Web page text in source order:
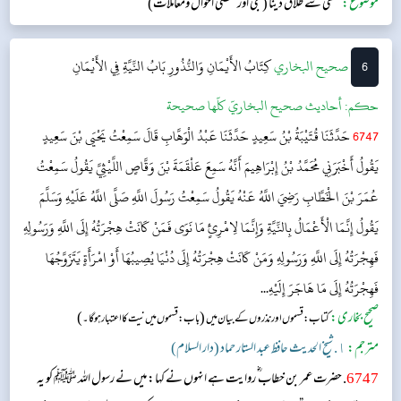
6 ‌‌صحيح البخاريكِتَابُ الأَيْمَانِ وَالنُّذُورِبَابُ النِّيَّةِ فِي الأَيْمَانِ
حکم:أحاديث صحيح البخاريّ كلّها صحيحة
6747حَدَّثَنَا قُتَيْبَةُ بْنُ سَعِيدٍ حَدَّثَنَا عَبْدُ الْوَهَّابِ قَالَ سَمِعْتُ يَحْيَى بْنَ سَعِيدٍ
يَقُولُ أَخْبَرَنِي مُحَمَّدُ بْنُ إِبْرَاهِيمَ أَنَّهُ سَمِعَ عَلْقَمَةَ بْنَ وَقَّاصٍ اللَّيْثِيَّ يَقُولُ سَمِعْتُ
عُمَرَ بْنَ الْخَطَّابِ رَضِيَ اللَّهُ عَنْهُ يَقُولُ سَمِعْتُ رَسُولَ اللَّهِ صَلَّى اللَّهُ عَلَيْهِ وَسَلَّمَ
يَقُولُ إِنَّمَا الْأَعْمَالُ بِالنِّيَّةِ وَإِنَّمَا لِامْرِئٍ مَا نَوَى فَمَنْ كَانَتْ هِجْرَتُهُ إِلَى اللَّهِ وَرَسُولِهِ
فَهِجْرَتُهُ إِلَى اللَّهِ وَرَسُولِهِ وَمَنْ كَانَتْ هِجْرَتُهُ إِلَى دُنْيَا يُصِيبُهَا أَوْ امْرَأَةٍ يَتَزَوَّجُهَا
فَهِجْرَتُهُ إِلَى مَا هَاجَرَ إِلَيْهِ...
صحیح بخاری:کتاب: قسموں اور نذروں کے بیان میں(باب: قسموں میں نیت کا اعتبار ہو گا۔)
مترجم: ١. شیخ الحدیث حافظ عبد الستار حماد (دار السلام)
6747. حضرت عمر بن خطاب ؓ روایت ہے انہوں نے کہا: میں نے رسول اللہ ﷺ کو یہ